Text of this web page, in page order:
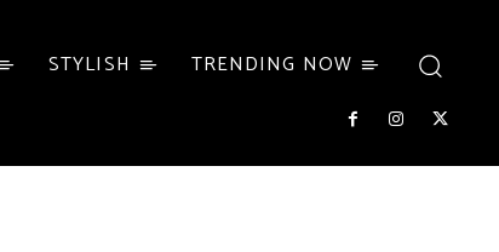
STYLISH TRENDING NOW